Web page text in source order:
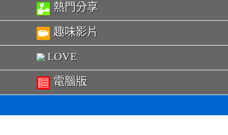
熱門分享
趣味影片
LOVE
電腦版